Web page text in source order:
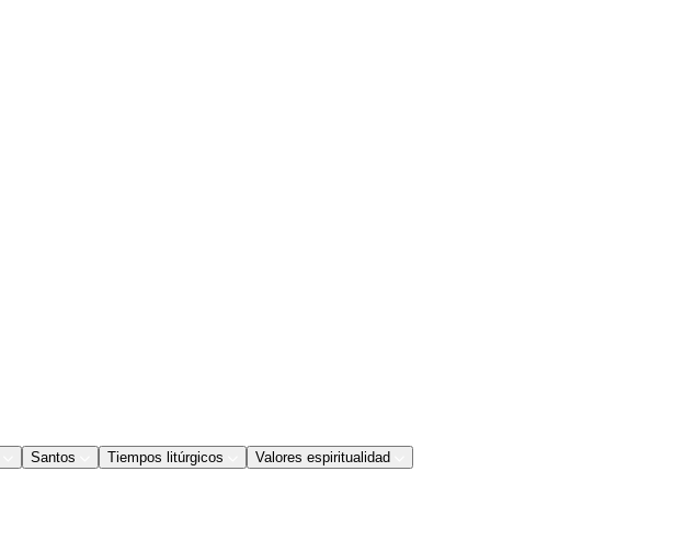
Santos Tiempos litúrgicos Valores espiritualidad